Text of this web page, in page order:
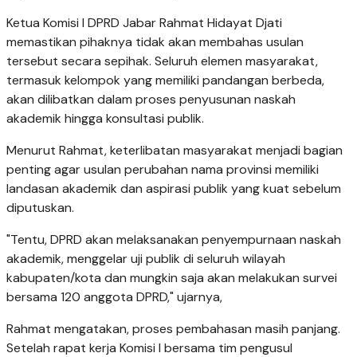
Ketua Komisi I DPRD Jabar Rahmat Hidayat Djati
memastikan pihaknya tidak akan membahas usulan
tersebut secara sepihak. Seluruh elemen masyarakat,
termasuk kelompok yang memiliki pandangan berbeda,
akan dilibatkan dalam proses penyusunan naskah
akademik hingga konsultasi publik.
Menurut Rahmat, keterlibatan masyarakat menjadi bagian
penting agar usulan perubahan nama provinsi memiliki
landasan akademik dan aspirasi publik yang kuat sebelum
diputuskan.
"Tentu, DPRD akan melaksanakan penyempurnaan naskah
akademik, menggelar uji publik di seluruh wilayah
kabupaten/kota dan mungkin saja akan melakukan survei
bersama 120 anggota DPRD," ujarnya,
Rahmat mengatakan, proses pembahasan masih panjang.
Setelah rapat kerja Komisi I bersama tim pengusul